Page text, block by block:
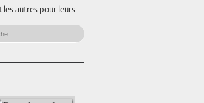
autres pour leurs